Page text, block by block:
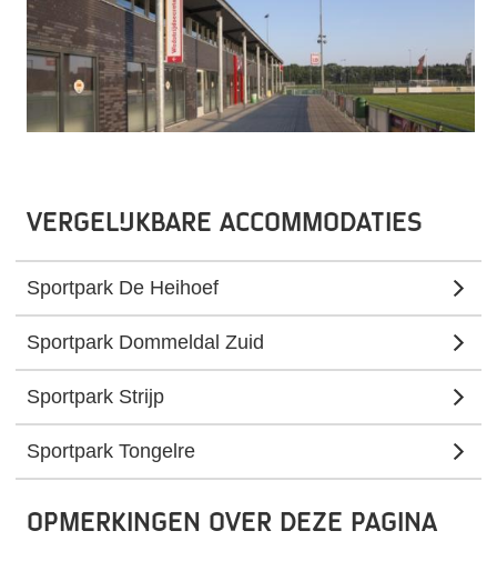
Vergelijkbare accommodaties
Sportpark De Heihoef
Sportpark Dommeldal Zuid
Sportpark Strijp
Sportpark Tongelre
Opmerkingen over deze pagina